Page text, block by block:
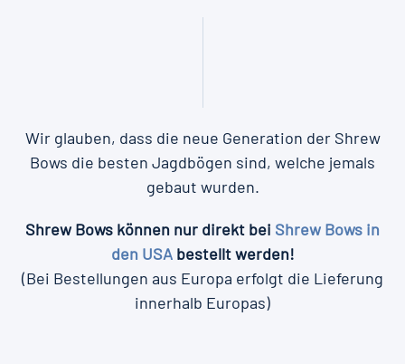
Wir glauben, dass die neue Generation der Shrew
Bows die besten Jagdbögen sind, welche jemals
gebaut wurden.
Shrew Bows können nur direkt bei Shrew Bows in
den USAbestellt werden!
(Bei Bestellungen aus Europa erfolgt die Lieferung
innerhalb Europas)